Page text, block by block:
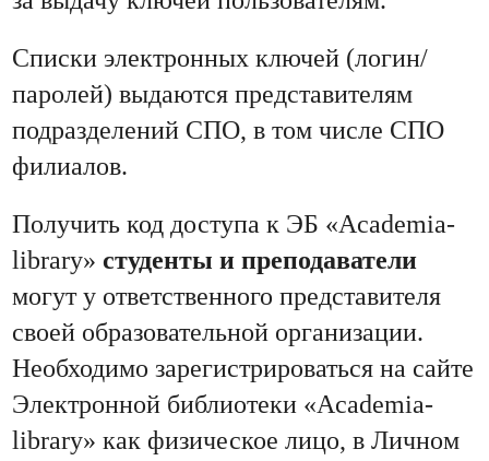
Списки электронных ключей (логин/
паролей) выдаются представителям
подразделений СПО, в том числе СПО
филиалов.
Получить код доступа к ЭБ «Academia-
library» студенты и преподаватели
могут у ответственного представителя
своей образовательной организации.
Необходимо зарегистрироваться на сайте
Электронной библиотеки «Academia-
library» как физическое лицо, в Личном